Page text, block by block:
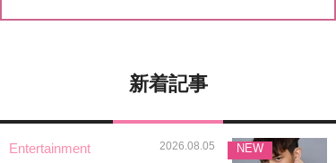
新着記事
Entertainment 2026.08.05 NEW